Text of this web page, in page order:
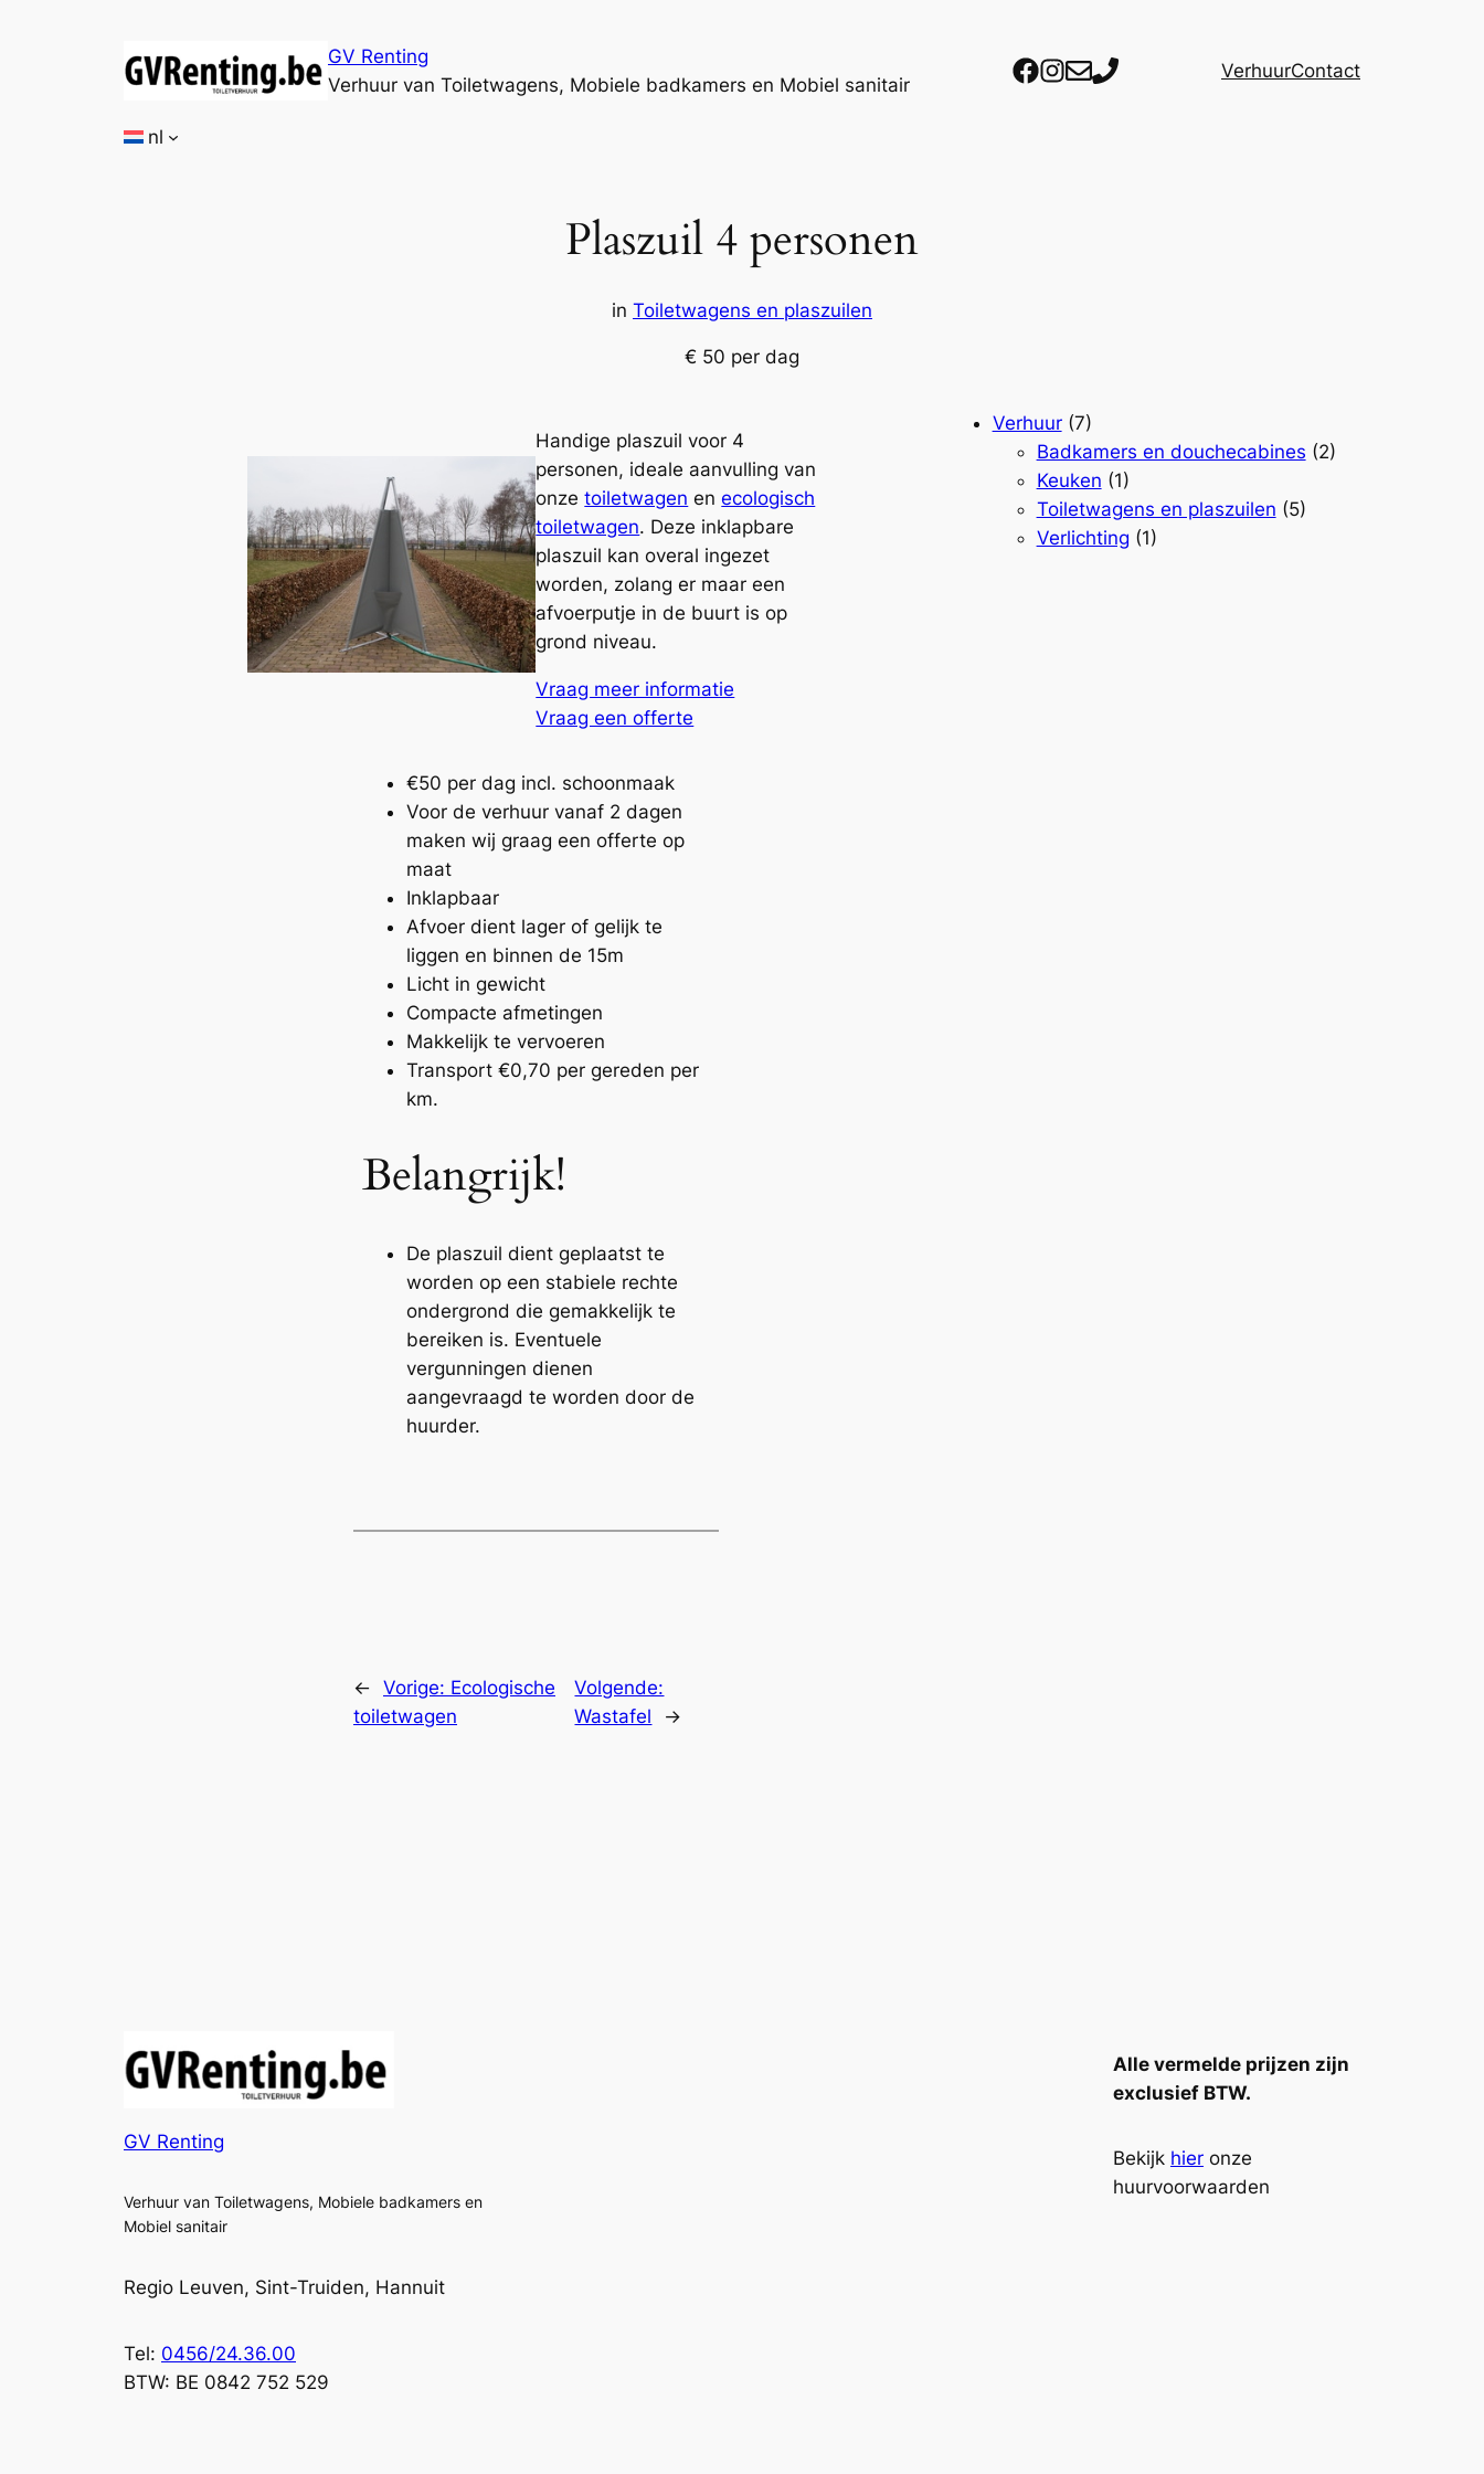
GV Renting
Verhuur van Toiletwagens, Mobiele badkamers en Mobiel sanitair
Facebook
Instagram
MailTelefoon VerhuurContact
nl
Plaszuil 4 personen
in Toiletwagens en plaszuilen
€ 50 per dag
Handige plaszuil voor 4
personen, ideale aanvulling van
onzetoiletwagen enecologisch
toiletwagen. Deze inklapbare
plaszuil kan overal ingezet
worden, zolang er maar een
afvoerputje in de buurt is op
grond niveau.
Vraag meer informatie
Vraag een offerte
€50 per dag incl. schoonmaak
Voor de verhuur vanaf 2 dagen
maken wij graag een offerte op
maat
Inklapbaar
Afvoer dient lager of gelijk te
liggen en binnen de 15m
Licht in gewicht
Compacte afmetingen
Makkelijk te vervoeren
Transport €0,70 per gereden per
km.
Belangrijk!
De plaszuil dient geplaatst te
worden op een stabiele rechte
ondergrond die gemakkelijk te
bereiken is. Eventuele
vergunningen dienen
aangevraagd te worden door de
huurder.
← Vorige: Ecologische
toiletwagen
Volgende:
Wastafel
→
Verhuur(7)
Badkamers en douchecabines (2)
Keuken (1)
Toiletwagens en plaszuilen (5)
Verlichting (1)
GV Renting
Verhuur van Toiletwagens, Mobiele badkamers en
Mobiel sanitair
Regio Leuven, Sint-Truiden, Hannuit
Tel: 0456/24.36.00
BTW: BE 0842 752 529
Alle vermelde prijzen zijn
exclusief BTW.
Bekijk hier onze
huurvoorwaarden